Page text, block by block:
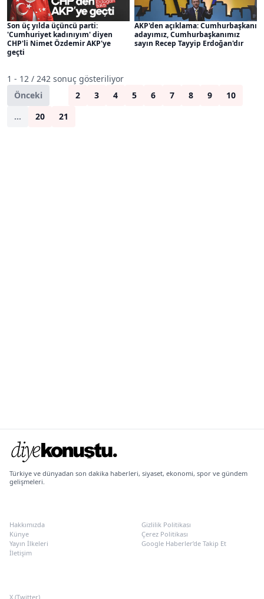
Son üç yılda üçüncü parti:
'Cumhuriyet kadınıyım' diyen
CHP'li Nimet Özdemir AKP'ye
geçti
AKP'den açıklama: Cumhurbaşkanı
adayımız, Cumhurbaşkanımız
sayın Recep Tayyip Erdoğan'dır
1 - 12 / 242 sonuç gösteriliyor
Önceki
2 3 4 5 6 7 8 9
10
...
20 21
Türkiye ve dünyadan son dakika haberleri, siyaset, ekonomi, spor ve gündem
gelişmeleri.
Hakkımızda
Künye
Yayın İlkeleri
İletişim
Gizlilik Politikası
Çerez Politikası
Google Haberler’de Takip Et
X (Twitter)